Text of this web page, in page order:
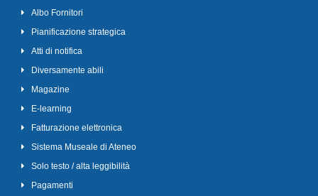
Albo Fornitori
Pianificazione strategica
Atti di notifica
Diversamente abili
Magazine
E-learning
Fatturazione elettronica
Sistema Museale di Ateneo
Solo testo / alta leggibilità
Pagamenti